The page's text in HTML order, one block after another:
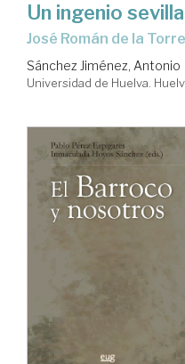
Un ingenio
José Román de la
Sánchez Jiménez, Antonio
Universidad de Huelva.